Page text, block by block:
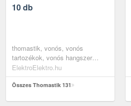
10 db
thomastik, vonós, vonós
tartozékok, vonós hangszer
húrok, hegedűhúrok, egyedi
ElektroElektro.hu
Összes Thomastik 131